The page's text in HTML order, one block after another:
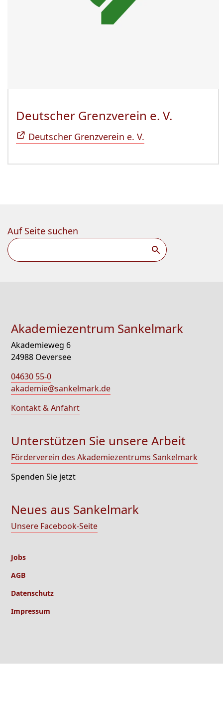
Deutscher Grenzverein e. V.
Deutscher Grenzverein e. V.
Auf Seite suchen
Suchen
Akademiezentrum Sankelmark
Akademieweg 6
24988 Oeversee
04630 55-0
akademie@sankelmark.de
Kontakt & Anfahrt
Unterstützen Sie unsere Arbeit
Förderverein des Akademiezentrums Sankelmark
Spenden Sie jetzt
Neues aus Sankelmark
Unsere Facebook-Seite
Jobs
AGB
Datenschutz
Impressum